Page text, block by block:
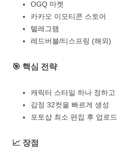
OGQ 마켓
카카오 이모티콘 스토어
텔레그램
레드버블/티스프링 (해외)
🎯 핵심 전략
캐릭터 스타일 하나 정하고
감정 32컷을 빠르게 생성
포토샵 최소 편집 후 업로드
📈 장점